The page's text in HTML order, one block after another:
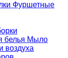
Фуршетные
белья Мыло
воздуха